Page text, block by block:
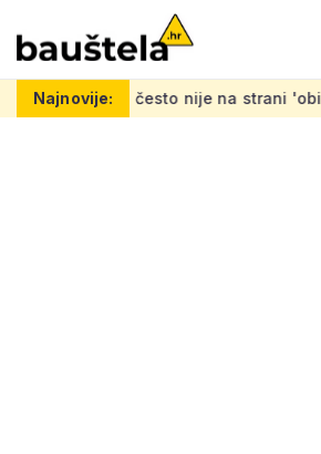
Najnovije:
često nije na strani 'običnog čovjeka':